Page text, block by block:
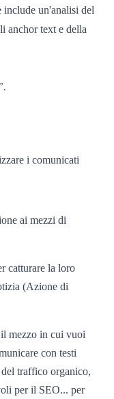
include un'analisi del
anchor text e della
i comunicati
ai mezzi di
catturare la loro
(Azione di
mezzo in cui vuoi
con testi
traffico organico,
per il SEO... per